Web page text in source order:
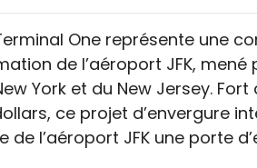
One représente une
de l’aéroport JFK, mené
York et du New Jersey. Fort
ce projet d’envergure
l’aéroport JFK une porte